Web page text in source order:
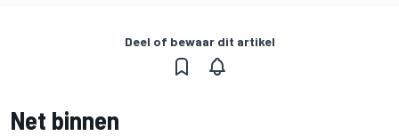
Deel of bewaar dit artikel
Net binnen